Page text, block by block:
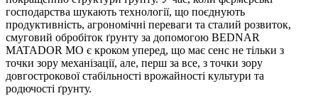
господарства шукають технології, що поєднують
продуктивність, агрономічні переваги та сталий розвиток,
смуговий обробіток ґрунту за допомогою BEDNAR
MATADOR MO є кроком уперед, що має сенс не тільки з
точки зору механізації, але, перш за все, з точки зору
довгострокової стабільності врожайності культури та
родючості ґрунту.